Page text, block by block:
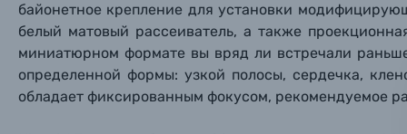
Тема
Тема
Объективы для фотоаппаратов
Вспышки для фотоаппаратов Заказ
Вами с
байонетное крепление для установки
белый матовый рассеиватель, а также
миниатюрном формате вы вряд ли встречали
определенной формы: узкой полосы, сердечка,
обладает фиксированным фокусом, рекомендуемое
Тема